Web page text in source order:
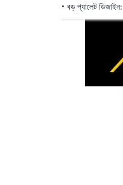
• বড় প্যালেট